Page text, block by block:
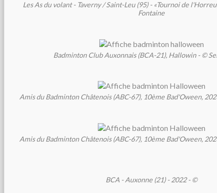
Les As du volant - Taverny / Saint-Leu (95) - «Tournoi de
Fontaine
Badminton Club Auxonnais (BCA-21), Hallowin - ©
Amis du Badminton Châtenois (ABC-67), 10ème Bad'Oween,
Amis du Badminton Châtenois (ABC-67), 10ème Bad'Oween,
BCA - Auxonne (21) - 2022 - ©